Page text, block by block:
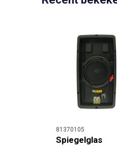
81370105
Spiegelglas